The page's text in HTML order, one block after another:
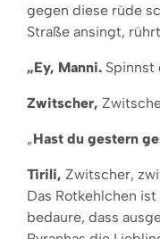
gegen diese rüde
Straße ansingt,
„Ey, Manni. Spinnst
Zwitscher,
„Hast du gestern
Tirili, Zwitscher,
Das Rotkehlchen
bedaure, dass